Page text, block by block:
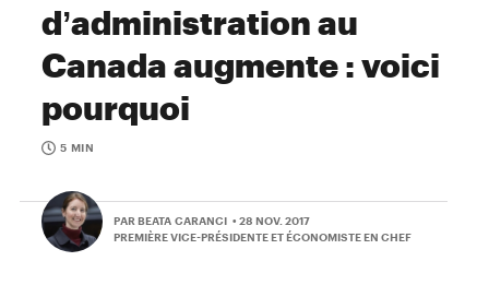
d’administration au
Canada augmente : voici
pourquoi
5 MIN
PAR BEATA CARANCI • 28 NOV. 2017
PREMIÈRE VICE-PRÉSIDENTE ET ÉCONOMISTE EN CHEF